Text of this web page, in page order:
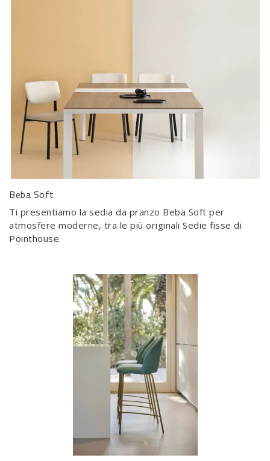
Beba Soft
Ti presentiamo la sedia da pranzo Beba Soft per
atmosfere moderne, tra le più originali Sedie fisse di
Pointhouse.